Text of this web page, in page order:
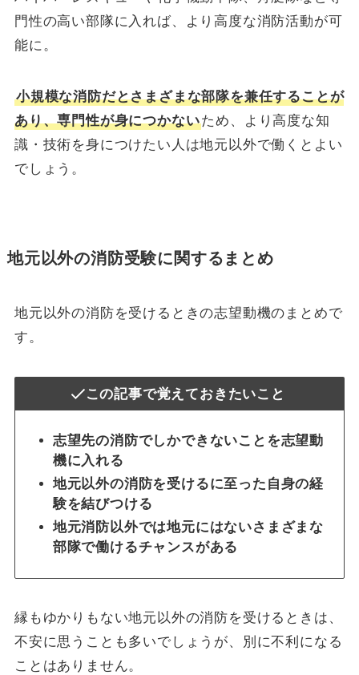
門性の高い部隊に入れば、より高度な消防活動が可
能に。
小規模な消防だとさまざまな部隊を兼任することが
あり、専門性が身につかないため、より高度な知
識・技術を身につけたい人は地元以外で働くとよい
でしょう。
地元以外の消防受験に関するまとめ
地元以外の消防を受けるときの志望動機のまとめで
す。
この記事で覚えておきたいこと
志望先の消防でしかできないことを志望動
機に入れる
地元以外の消防を受けるに至った自身の経
験を結びつける
地元消防以外では地元にはないさまざまな
部隊で働けるチャンスがある
縁もゆかりもない地元以外の消防を受けるときは、
不安に思うことも多いでしょうが、別に不利になる
ことはありません。